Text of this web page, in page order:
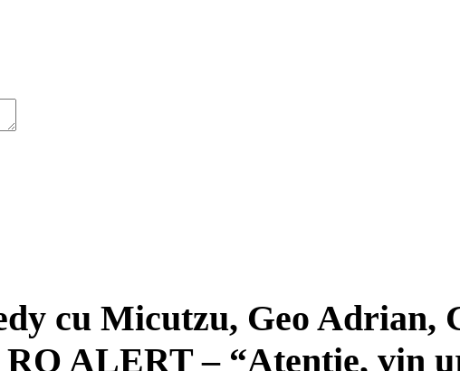
cu Micutzu, Geo Adrian,
ALERT – “Atentie, vin